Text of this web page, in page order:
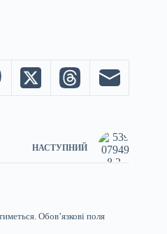
НАСТУПНИЙ
Обов’язкові поля